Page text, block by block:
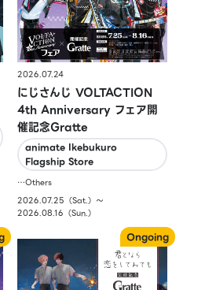
2026.07.24
にじさんじ VOLTACTION
4th Anniversary フェア開
催記念Gratte
animate Ikebukuro
Flagship Store
…Others
2026.07.25（Sat.）〜
2026.08.16（Sun.）